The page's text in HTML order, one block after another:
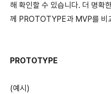
해 확인할 수 있습니다. 더 명확
께 PROTOTYPE과 MVP를 비
PROTOTYPE
(예시)